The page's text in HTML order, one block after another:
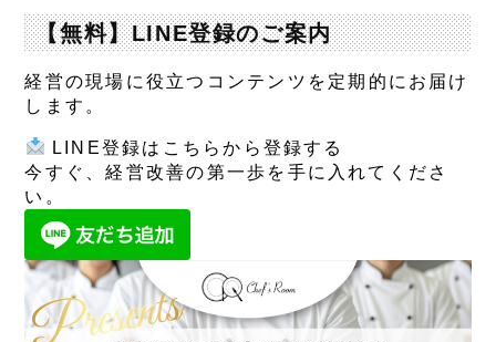
【無料】LINE登録のご案内
経営の現場に役立つコンテンツ を定期的にお届け
します。
LINE登録はこちらから 登録する
今すぐ、経営改善の第一歩を手に入れてくださ
い。